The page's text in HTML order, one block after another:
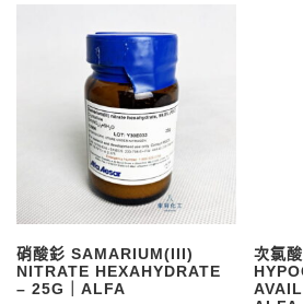
硝酸釤 SAMARIUM(III)
NITRATE HEXAHYDRATE
– 25G｜ALFA
次氯